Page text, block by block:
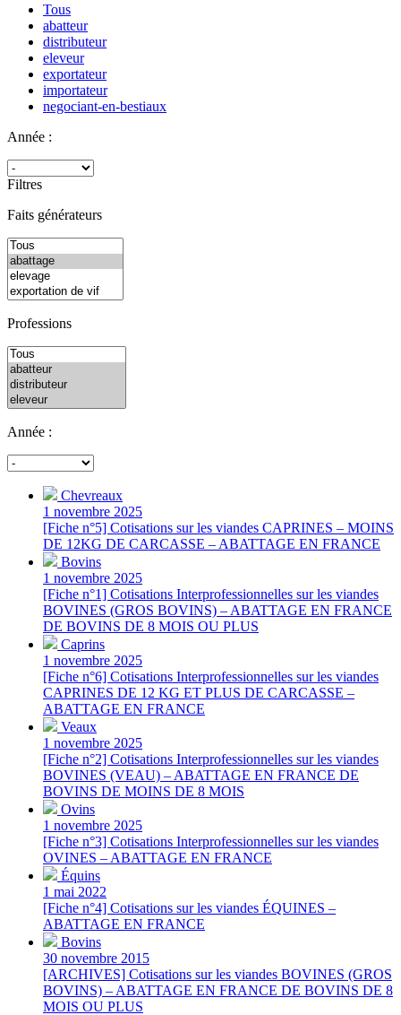
Tous
abatteur
distributeur
eleveur
exportateur
importateur
negociant-en-bestiaux
Année :
Filtres
Faits générateurs
Professions
Année :
Chevreaux
1 novembre 2025
[Fiche n°5] Cotisations sur les viandes CAPRINES – MOINS
DE 12KG DE CARCASSE – ABATTAGE EN FRANCE
Bovins
1 novembre 2025
[Fiche n°1] Cotisations Interprofessionnelles sur les viandes
BOVINES (GROS BOVINS) – ABATTAGE EN FRANCE
DE BOVINS DE 8 MOIS OU PLUS
Caprins
1 novembre 2025
[Fiche n°6] Cotisations Interprofessionnelles sur les viandes
CAPRINES DE 12 KG ET PLUS DE CARCASSE –
ABATTAGE EN FRANCE
Veaux
1 novembre 2025
[Fiche n°2] Cotisations Interprofessionnelles sur les viandes
BOVINES (VEAU) – ABATTAGE EN FRANCE DE
BOVINS DE MOINS DE 8 MOIS
Ovins
1 novembre 2025
[Fiche n°3] Cotisations Interprofessionnelles sur les viandes
OVINES – ABATTAGE EN FRANCE
Équins
1 mai 2022
[Fiche n°4] Cotisations sur les viandes ÉQUINES –
ABATTAGE EN FRANCE
Bovins
30 novembre 2015
[ARCHIVES] Cotisations sur les viandes BOVINES (GROS
BOVINS) – ABATTAGE EN FRANCE DE BOVINS DE 8
MOIS OU PLUS